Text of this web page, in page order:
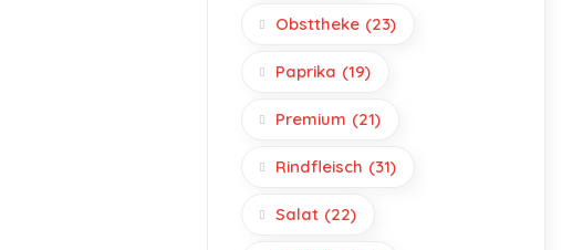
Obsttheke (23)
Paprika (19)
Premium (21)
Rindfleisch (31)
Salat (22)